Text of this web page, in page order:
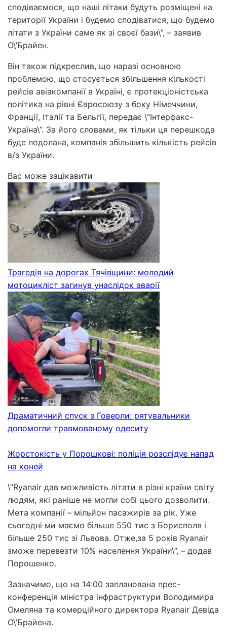
сподіваємося, що наші літаки будуть розміщені на
території України і будемо сподіватися, що будемо
літати з України саме як зі своєї бази\”, – заявив
О\’Брайен.
Він також підкреслив, що наразі основною
проблемою, що стосується збільшення кількості
рейсів авіакомпанії в Україні, є протекціоністська
політика на рівні Євросоюзу з боку Німеччини,
Франції, Італії та Бельгії, передає \”Інтерфакс-
Україна\”. За його словами, як тільки ця перешкода
буде подолана, компанія збільшить кількість рейсів
в/з України.
Вас може зацікавити
Трагедія на дорогах Тячівщини: молодий
мотоцикліст загинув унаслідок аварії
Драматичний спуск з Говерли: рятувальники
допомогли травмованому одеситу
Жорстокість у Порошкові: поліція розслідує напад
на коней
\”Ryanair дав можливість літати в різні країни світу
людям, які раніше не могли собі цього дозволити.
Мета компанії – мільйон пасажирів за рік. Уже
сьогодні ми маємо більше 550 тис з Борисполя і
більше 250 тис зі Львова. Отже,за 5 років Ryanair
зможе перевезти 10% населення України\”, – додав
Порошенко.
Зазначимо, що на 14:00 запланована прес-
конференція міністра інфраструктури Володимира
Омеляна та комерційного директора Ryanair Девіда
О\’Брайена.